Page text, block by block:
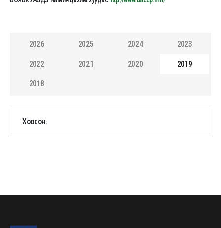
2026 2025 2024 2023
2022 2021 2020 2019
2018
Хоосон.